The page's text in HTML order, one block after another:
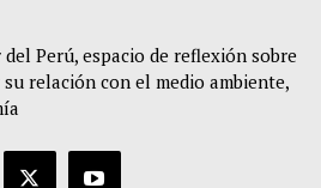
Perú, espacio de reflexión sobre
relación con el medio ambiente,